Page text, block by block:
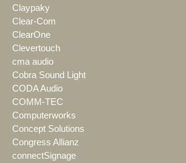
Claypaky
Clear-Com
ClearOne
Clevertouch
cma audio
Cobra Sound Light
CODA Audio
COMM-TEC
Computerworks
Concept Solutions
Congress Allianz
connectSignage